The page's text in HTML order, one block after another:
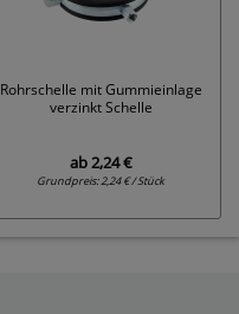
Rohrschelle mit Gummieinlage
verzinkt Schelle
ab2,24 €
Grundpreis:2,24 € / Stück